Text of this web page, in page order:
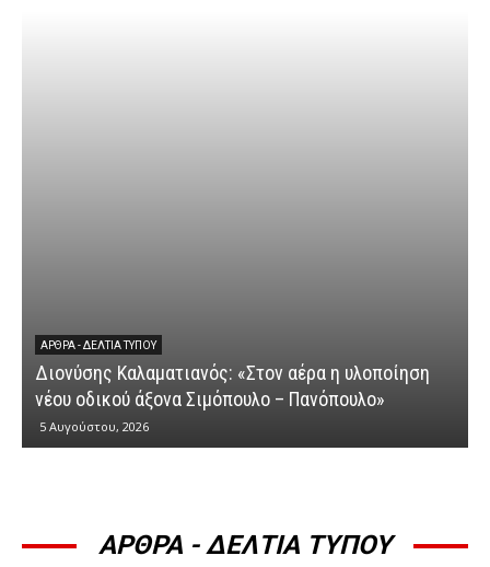
ΆΡΘΡΑ - ΔΕΛΤΊΑ ΤΎΠΟΥ
Διονύσης Καλαματιανός: «Στον αέρα η υλοποίηση
νέου οδικού άξονα Σιμόπουλο – Πανόπουλο»
5 Αυγούστου, 2026
ΑΡΘΡΑ - ΔΕΛΤΙΑ ΤΥΠΟΥ
ΆΡΘΡΑ - ΔΕΛΤΊΑ ΤΎΠΟΥ